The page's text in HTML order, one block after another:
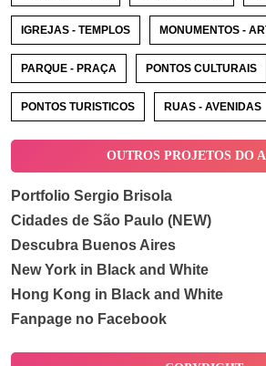
IGREJAS - TEMPLOS MONUMENTOS -
PARQUE - PRAÇA PONTOS CULTURAIS
PONTOS TURISTICOS RUAS - AVENIDAS
OUTROS PROJETOS DO
Portfolio Sergio Brisola
Cidades de São Paulo (NEW)
Descubra Buenos Aires
New York in Black and White
Hong Kong in Black and White
Fanpage no Facebook